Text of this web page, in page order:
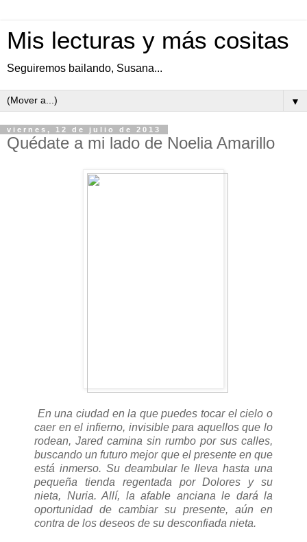
Mis lecturas y más cositas
Seguiremos bailando, Susana...
▼
viernes, 12 de julio de 2013
Quédate a mi lado de Noelia Amarillo
En una ciudad en la que puedes tocar el cielo o
caer en el infierno, invisible para aquellos que lo
rodean, Jared camina sin rumbo por sus calles,
buscando un futuro mejor que el presente en que
está inmerso. Su deambular le lleva hasta una
pequeña tienda regentada por Dolores y su
nieta, Nuria. Allí, la afable anciana le dará la
oportunidad de cambiar su presente, aún en
contra de los deseos de su desconfiada nieta.